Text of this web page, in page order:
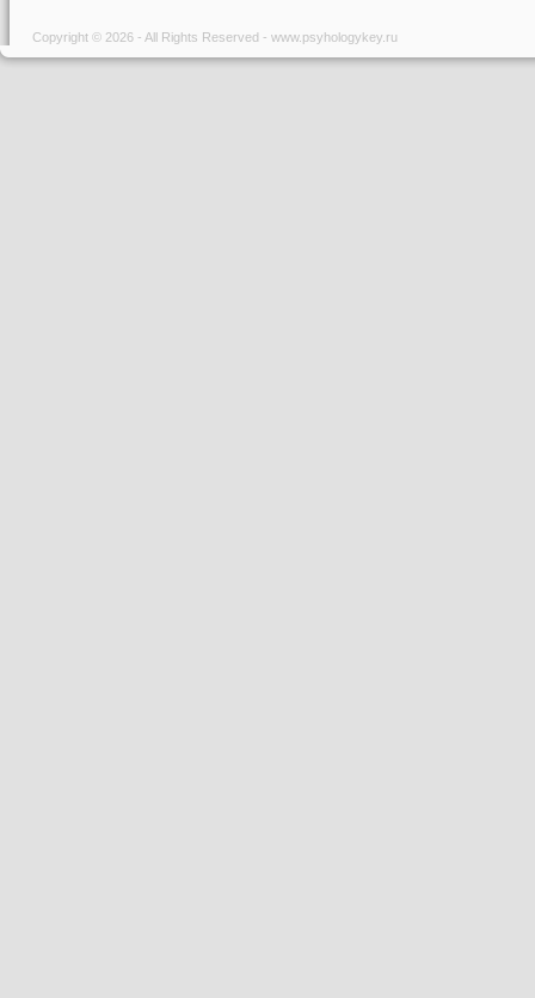
Copyright © 2026 - All Rights Reserved - www.psyhologykey.ru